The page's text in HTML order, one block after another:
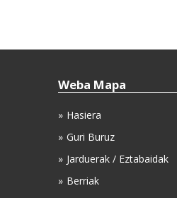
Weba Mapa
Hasiera
Guri Buruz
Jarduerak / Eztabaidak
Berriak